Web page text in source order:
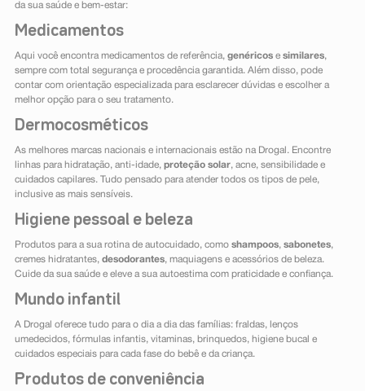
da sua saúde e bem-estar:
Medicamentos
Aqui você encontra medicamentos de referência, genéricose similares,
sempre com total segurança e procedência garantida. Além disso, pode
contar com orientação especializada para esclarecer dúvidas e escolher a
melhor opção para o seu tratamento.
Dermocosméticos
As melhores marcas nacionais e internacionais estão na Drogal. Encontre
linhas para hidratação, anti-idade, proteção solar, acne, sensibilidade e
cuidados capilares. Tudo pensado para atender todos os tipos de pele,
inclusive as mais sensíveis.
Higiene pessoal e beleza
Produtos para a sua rotina de autocuidado, como shampoos, sabonetes,
cremes hidratantes, desodorantes, maquiagens e acessórios de beleza.
Cuide da sua saúde e eleve a sua autoestima com praticidade e confiança.
Mundo infantil
A Drogal oferece tudo para o dia a dia das famílias: fraldas, lenços
umedecidos, fórmulas infantis, vitaminas, brinquedos, higiene bucal e
cuidados especiais para cada fase do bebê e da criança.
Produtos de conveniência